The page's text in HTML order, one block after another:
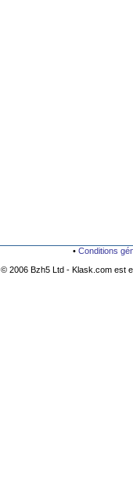
• Conditions
© 2006 Bzh5 Ltd - Klask.com est